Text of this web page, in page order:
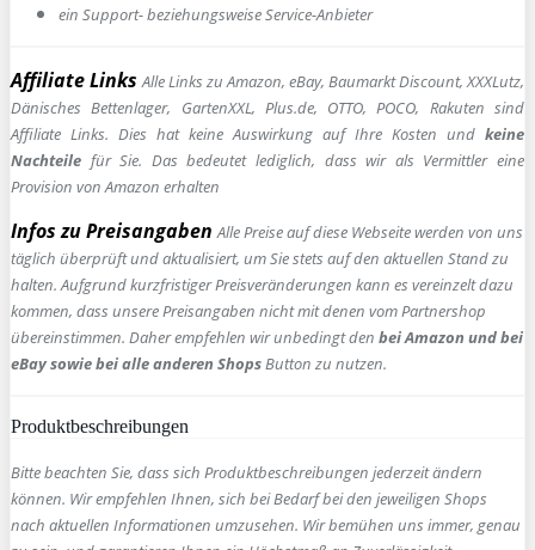
ein Support- beziehungsweise Service-Anbieter
Affiliate Links Alle Links zu Amazon, eBay, Baumarkt Discount, XXXLutz,
Dänisches Bettenlager, GartenXXL, Plus.de, OTTO, POCO, Rakuten sind
Affiliate Links. Dies hat keine Auswirkung auf Ihre Kosten und keine
Nachteile für Sie. Das bedeutet lediglich, dass wir als Vermittler eine
Provision von Amazon erhalten
Infos zu Preisangaben Alle Preise auf diese Webseite werden von uns
täglich überprüft und aktualisiert, um Sie stets auf den aktuellen Stand zu
halten. Aufgrund kurzfristiger Preisveränderungen kann es vereinzelt dazu
kommen, dass unsere Preisangaben nicht mit denen vom Partnershop
übereinstimmen. Daher empfehlen wir unbedingt den bei Amazon und bei
eBay sowie bei alle anderen ShopsButton zu nutzen.
Produktbeschreibungen
Bitte beachten Sie, dass sich Produktbeschreibungen jederzeit ändern
können. Wir empfehlen Ihnen, sich bei Bedarf bei den jeweiligen Shops
nach aktuellen Informationen umzusehen. Wir bemühen uns immer, genau